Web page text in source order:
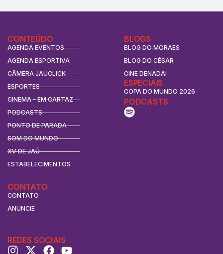
CONTEÚDO
AGENDA EVENTOS
AGENDA ESPORTIVA
CÂMERA JAUCLICK
ESPORTES
CINEMA - EM CARTAZ
PODCASTS
PONTO DE PARADA
SOM DO MUNDO
XV DE JAÚ
ESTABELECIMENTOS
BLOGS
BLOG DO MORAES
BLOG DO CÉSAR
CINE DENADAI
ESPECIAIS
COPA DO MUNDO 2026
CONTATO
CONTATO
ANUNCIE
PODCASTS
REDES SOCIAIS